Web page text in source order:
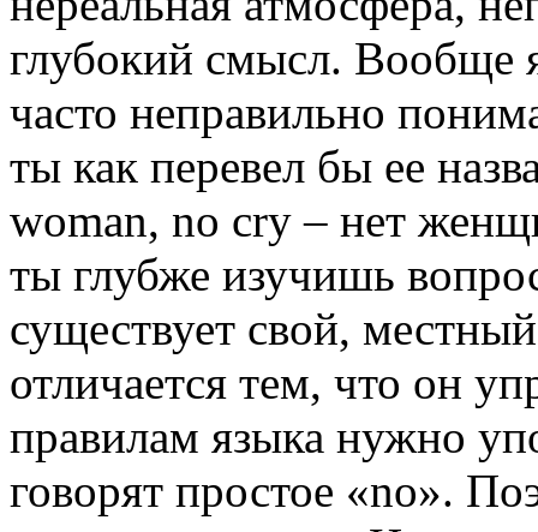
глубокий смысл. Вообще
часто неправильно
ты как перевел бы ее
woman, no cry – нет
ты глубже изучишь
существует свой,
отличается тем, что он
правилам языка нужно
говорят простое «no».